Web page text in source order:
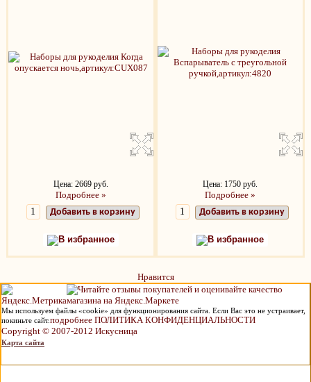
Цена: 2669 руб.
Подробнее »
Добавить в корзину
В избранное
Цена: 1750 руб.
Подробнее »
Добавить в корзину
В избранное
Нравится
Мы используем файлы «cookie» для функционирования сайта. Если Вас это не устраивает,
покиньте сайт.подробнее ПОЛИТИКА КОНФИДЕНЦИАЛЬНОСТИ
Copyright © 2007-2012 Искусница
Карта сайта